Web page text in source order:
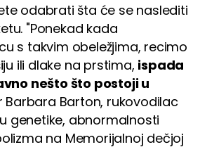
odabrati šta će se naslediti
"Ponekad kada
s takvim obeležjima, recimo
ili dlake na prstima, ispada
nešto što postoji u
Barbara Barton, rukovodilac
genetike, abnormalnosti
na Memorijalnoj dečjoj